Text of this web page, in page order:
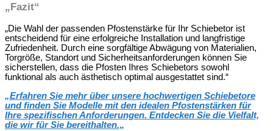
„Fazit“
„Die Wahl der passenden Pfostenstärke für Ihr Schiebetor ist
entscheidend für eine erfolgreiche Installation und langfristige
Zufriedenheit. Durch eine sorgfältige Abwägung von Materialien,
Torgröße, Standort und Sicherheitsanforderungen können Sie
sicherstellen, dass die Pfosten Ihres Schiebetors sowohl
funktional als auch ästhetisch optimal ausgestattet sind.“
„Erfahren Sie mehr über unsere hochwertigen Schiebetore
und finden Sie Modelle mit den idealen Pfostenstärken für
Ihre spezifischen Anforderungen. Entdecken Sie die Vielfalt,
die wir für Sie bereithalten.„